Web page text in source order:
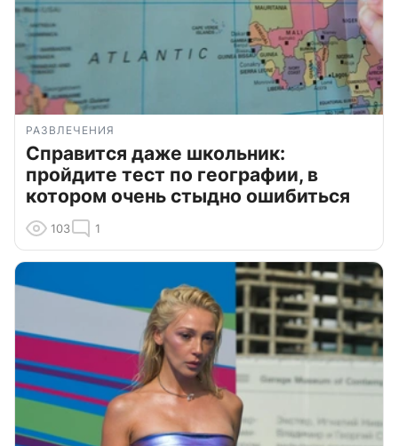
РАЗВЛЕЧЕНИЯ
Справится даже школьник:
пройдите тест по географии, в
котором очень стыдно ошибиться
103 1